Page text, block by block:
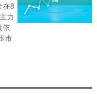
在8
力
依
市